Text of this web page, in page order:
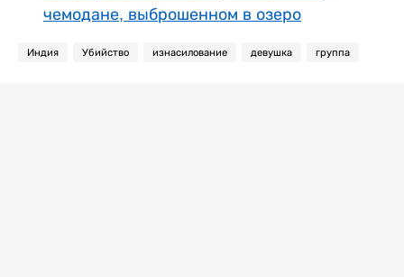
чемодане, выброшенном в озеро
Индия Убийство изнасилование девушка группа